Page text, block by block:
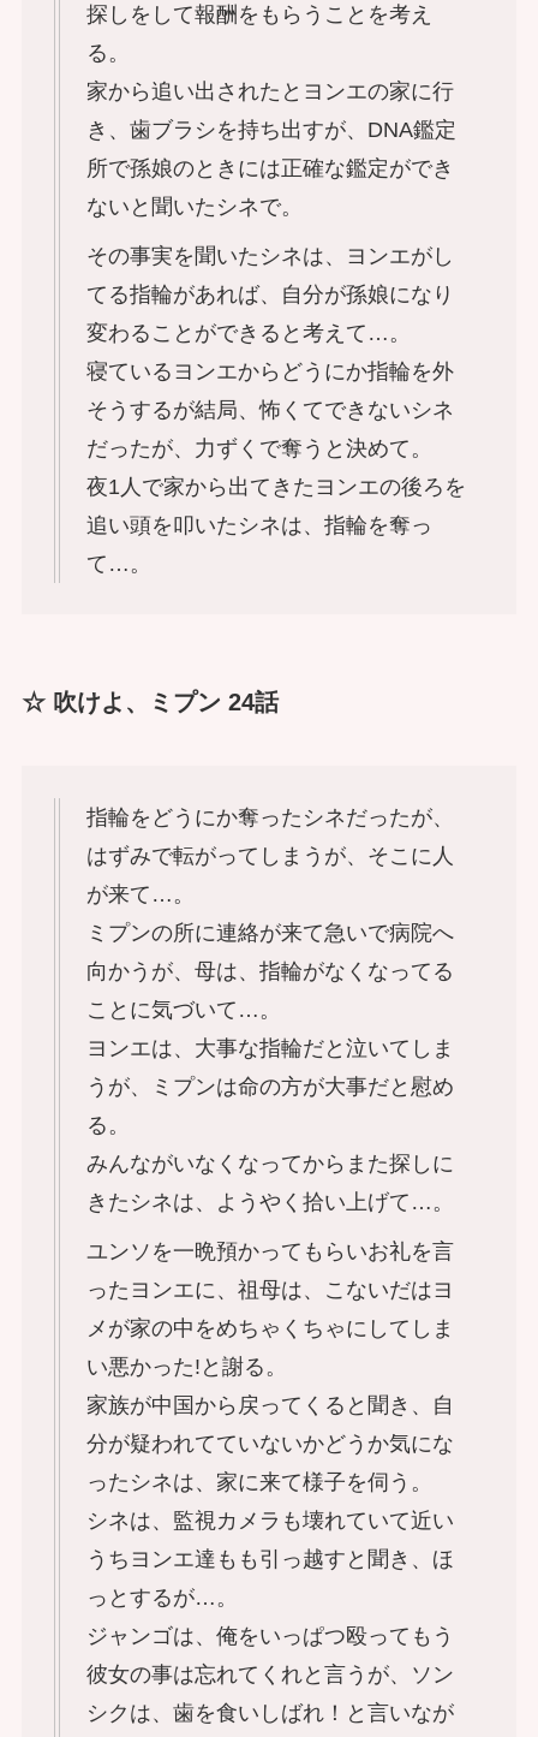
探しをして報酬をもらうことを考え
る。
家から追い出されたとヨンエの家に行
き、歯ブラシを持ち出すが、DNA鑑定
所で孫娘のときには正確な鑑定ができ
ないと聞いたシネで。
その事実を聞いたシネは、ヨンエがし
てる指輪があれば、自分が孫娘になり
変わることができると考えて…。
寝ているヨンエからどうにか指輪を外
そうするが結局、怖くてできないシネ
だったが、力ずくで奪うと決めて。
夜1人で家から出てきたヨンエの後ろを
追い頭を叩いたシネは、指輪を奪っ
て…。
☆ 吹けよ、ミプン 24話
指輪をどうにか奪ったシネだったが、
はずみで転がってしまうが、そこに人
が来て…。
ミプンの所に連絡が来て急いで病院へ
向かうが、母は、指輪がなくなってる
ことに気づいて…。
ヨンエは、大事な指輪だと泣いてしま
うが、ミプンは命の方が大事だと慰め
る。
みんながいなくなってからまた探しに
きたシネは、ようやく拾い上げて…。
ユンソを一晩預かってもらいお礼を言
ったヨンエに、祖母は、こないだはヨ
メが家の中をめちゃくちゃにしてしま
い悪かった!と謝る。
家族が中国から戻ってくると聞き、自
分が疑われてていないかどうか気にな
ったシネは、家に来て様子を伺う。
シネは、監視カメラも壊れていて近い
うちヨンエ達もも引っ越すと聞き、ほ
っとするが…。
ジャンゴは、俺をいっぱつ殴ってもう
彼女の事は忘れてくれと言うが、ソン
シクは、歯を食いしばれ！と言いなが